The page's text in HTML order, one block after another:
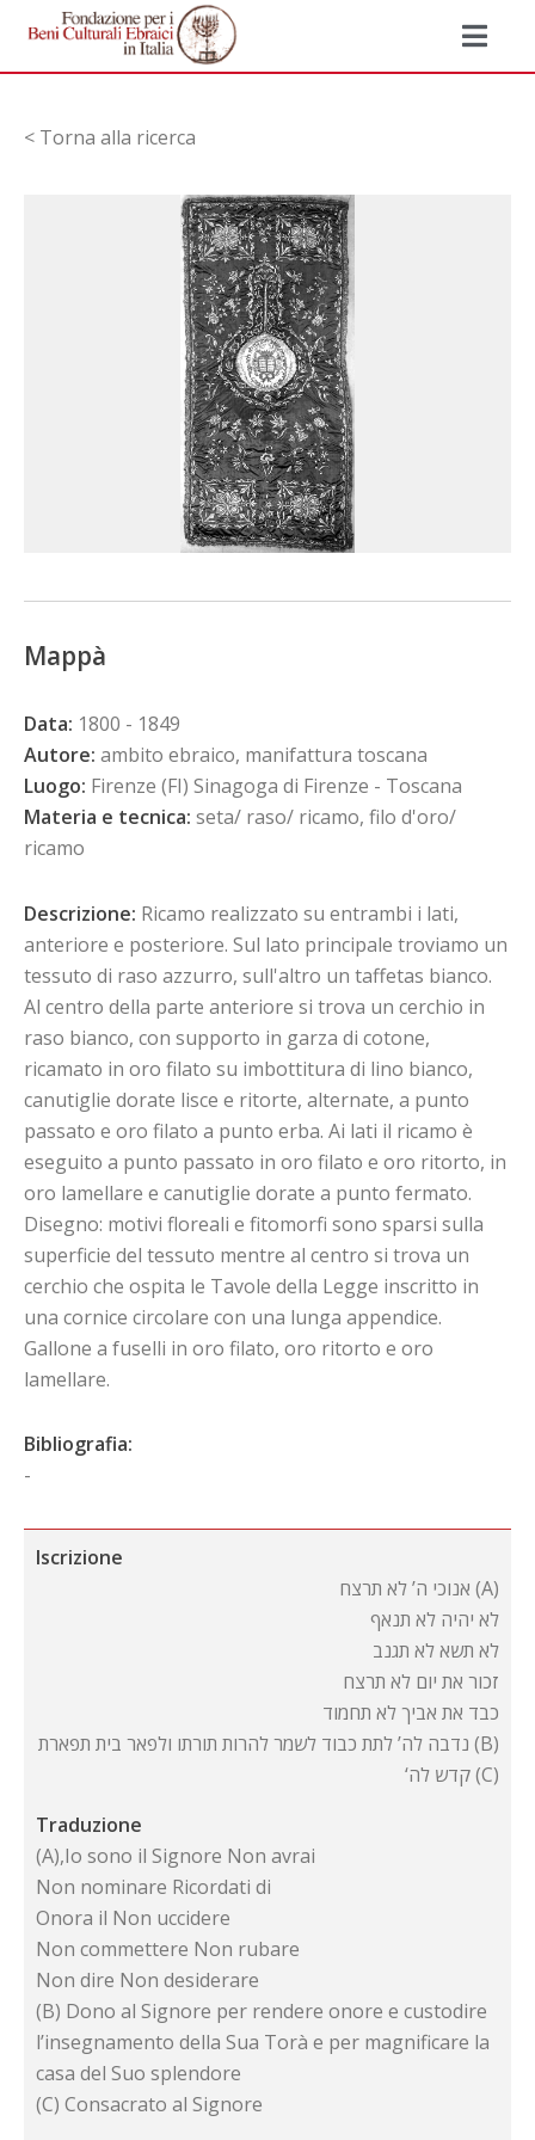
< Torna alla ricerca
Mappà
Data: 1800 - 1849
Autore: ambito ebraico, manifattura toscana
Luogo: Firenze (FI) Sinagoga di Firenze - Toscana
Materia e tecnica: seta/ raso/ ricamo, filo d'oro/
ricamo
Descrizione: Ricamo realizzato su entrambi i lati,
anteriore e posteriore. Sul lato principale troviamo un
tessuto di raso azzurro, sull'altro un taffetas bianco.
Al centro della parte anteriore si trova un cerchio in
raso bianco, con supporto in garza di cotone,
ricamato in oro filato su imbottitura di lino bianco,
canutiglie dorate lisce e ritorte, alternate, a punto
passato e oro filato a punto erba. Ai lati il ricamo è
eseguito a punto passato in oro filato e oro ritorto, in
oro lamellare e canutiglie dorate a punto fermato.
Disegno: motivi floreali e fitomorfi sono sparsi sulla
superficie del tessuto mentre al centro si trova un
cerchio che ospita le Tavole della Legge inscritto in
una cornice circolare con una lunga appendice.
Gallone a fuselli in oro filato, oro ritorto e oro
lamellare.
Bibliografia:
-
Iscrizione
אנוכי ה’ לא תרצח (A)
לא יהיה לא תנאף
לא תשא לא תגנב
זכור את יום לא תרצח
כבד את אביך לא תחמוד
נדבה לה’ לתת כבוד לשמר להרות תורתו ולפאר בית תפארת (B)
‘קדש לה (C)
Traduzione
(A),Io sono il Signore Non avrai
Non nominare Ricordati di
Onora il Non uccidere
Non commettere Non rubare
Non dire Non desiderare
(B) Dono al Signore per rendere onore e custodire
l’insegnamento della Sua Torà e per magnificare la
casa del Suo splendore
(C) Consacrato al Signore